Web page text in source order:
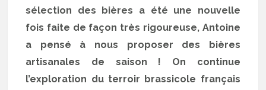
sélection des bières a été une nouvelle
fois faite de façon très rigoureuse, Antoine
a pensé à nous proposer des bières
artisanales de saison ! On continue
l’exploration du terroir brassicole français